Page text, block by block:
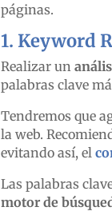
páginas.
1. Keyword
Realizar un
palabras clave
Tendremos que
la web.
evitando así, el
Las palabras
motor de